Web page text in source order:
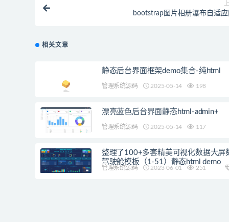
bootstrap图片相册瀑布自适
相关文章
静态后台界面框架demo集合-纯html
管理系统源码 2025-05-14 198
漂亮蓝色后台界面静态html-admin+
管理系统源码 2025-05-14 117
整理了100+多套精美可视化数据大屏
驾驶舱模板（1-51）静态html demo
管理系统源码 2023-06-01 251